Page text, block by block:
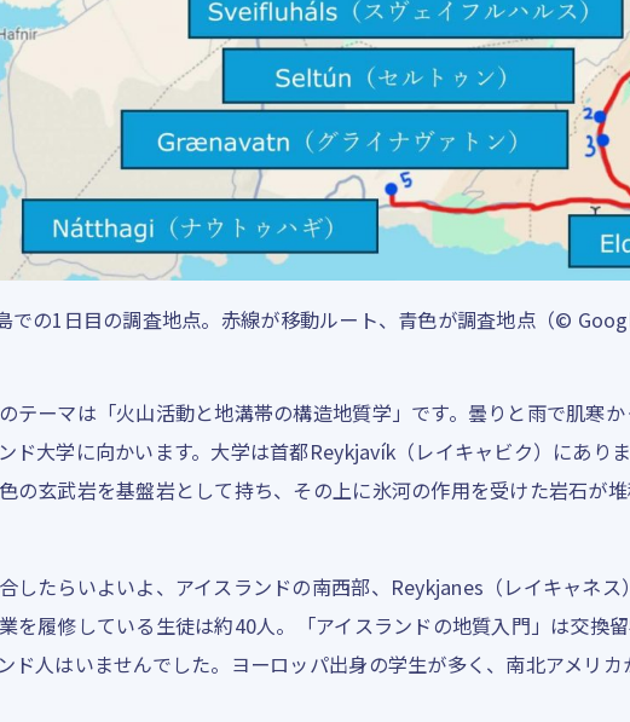
での1日目の調査地点。赤線が移動ルート、青色が調査地点（©
テーマは「火山活動と地溝帯の構造地質学」です。曇りと雨で肌寒か
ド大学に向かいます。大学は首都Reykjavík（レイキャビク）にあり
の玄武岩を基盤岩として持ち、その上に氷河の作用を受けた岩石が堆
したらいよいよ、アイスランドの南西部、Reykjanes（レイキャネス
を履修している生徒は約40人。「アイスランドの地質入門」は交換
ド人はいませんでした。ヨーロッパ出身の学生が多く、南北アメリ